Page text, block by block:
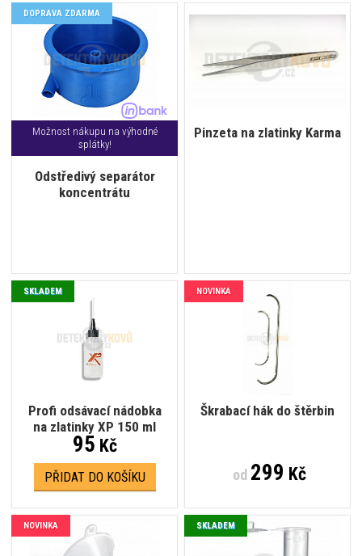
Možnost nákupu na výhodné
splátky!
Odstředivý separátor
koncentrátu
DOPRAVA ZDARMA
Pinzeta na zlatinky Karma
Profi odsávací nádobka
na zlatinky XP 150 ml
SKLADEM
95 Kč
PŘIDAT DO KOŠÍKU
Škrabací hák do štěrbin
NOVINKA
od299 Kč
NOVINKA SKLADEM